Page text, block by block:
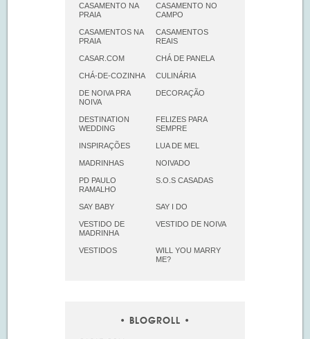
CASAMENTO NA
PRAIA
CASAMENTO NO
CAMPO
CASAMENTOS NA
PRAIA
CASAMENTOS
REAIS
CASAR.COM CHÁ DE PANELA
CHÁ-DE-COZINHA CULINÁRIA
DE NOIVA PRA
NOIVA
DECORAÇÃO
DESTINATION
WEDDING
FELIZES PARA
SEMPRE
INSPIRAÇÕES LUA DE MEL
MADRINHAS NOIVADO
PD PAULO
RAMALHO
S.O.S CASADAS
SAY BABY SAY I DO
VESTIDO DE
MADRINHA
VESTIDO DE NOIVA
VESTIDOS
WILL YOU MARRY
ME?
BLOGROLL